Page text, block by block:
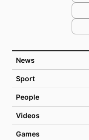
News
Sport
People
Videos
Games